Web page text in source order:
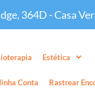
364D - Casa
Estética
Conta Rastrear